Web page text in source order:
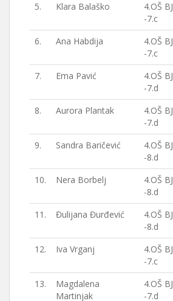
5. Klara Balaško
4.OŠ BJ
-7.c
6. Ana Habdija
4.OŠ BJ
-7.c
7. Ema Pavić
4.OŠ BJ
-7.d
8. Aurora Plantak
4.OŠ BJ
-7.d
9. Sandra Baričević
4.OŠ BJ
-8.d
10. Nera Borbelj
4.OŠ BJ
-8.d
11. Đulijana Đurđević
4.OŠ BJ
-8.d
12. Iva Vrganj
4.OŠ BJ
-7.c
13.
Magdalena
Martinjak
4.OŠ BJ
-7.d